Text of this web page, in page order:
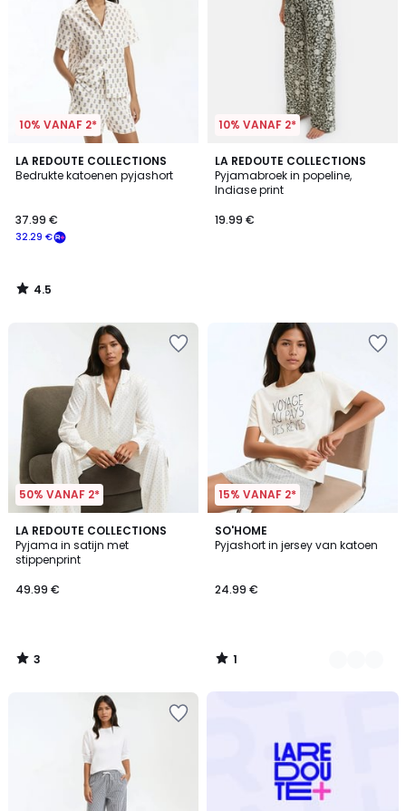
10% VANAF 2*
LA REDOUTE COLLECTIONS
Bedrukte katoenen pyjashort
32.29 €
37.99 €
4.5
/ 5
4.5
/
10% VANAF 2*
LA REDOUTE COLLECTIONS
Pyjamabroek in popeline,
Indiase print
19.99 €
50% VANAF 2*
LA REDOUTE COLLECTIONS
Pyjama in satijn met
stippenprint
49.99 €
3
/
5
3
/
15% VANAF 2*
SO'HOME
Pyjashort in jersey van katoen
24.99 €
1
/
2
Kleuren
1
/